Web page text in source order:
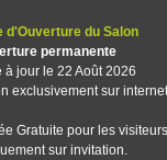
d'Ouverture du Salon
permanente
à jour le 22 Août 2026
exclusivement sur internet
Gratuite pour les visiteurs
sur invitation.